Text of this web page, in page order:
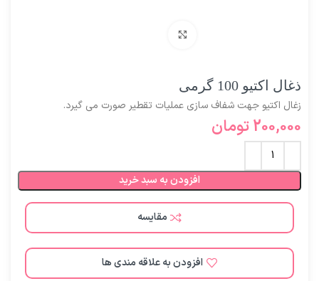
ذغال اکتیو 100 گرمی
زغال اکتیو جهت شفاف سازی عملیات تقطیر صورت می گیرد.
200,000تومان
افزودن به سبد خرید
مقایسه
افزودن به علاقه مندی ها